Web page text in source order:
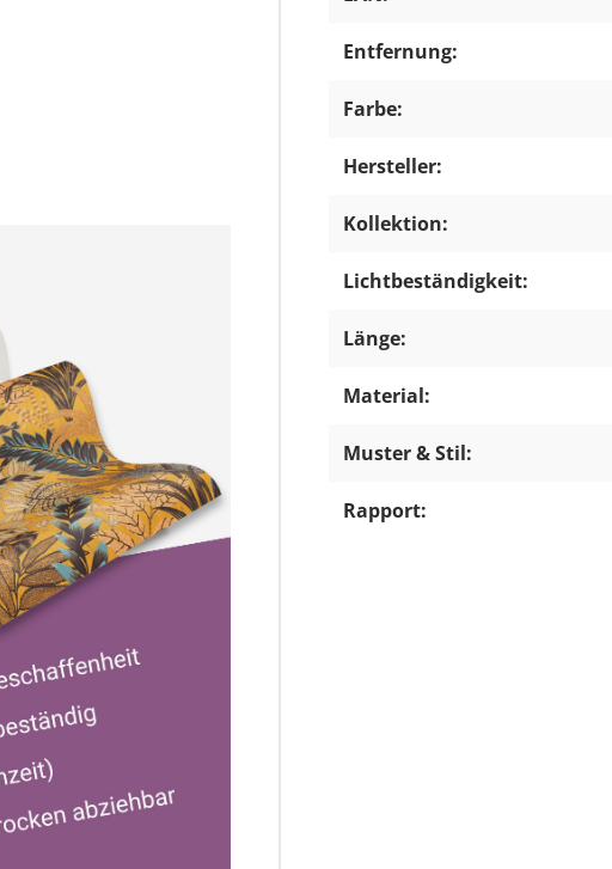
Entfernung:
Farbe:
Hersteller:
Kollektion:
Lichtbeständigkeit:
Länge:
Material:
Muster & Stil:
Rapport: